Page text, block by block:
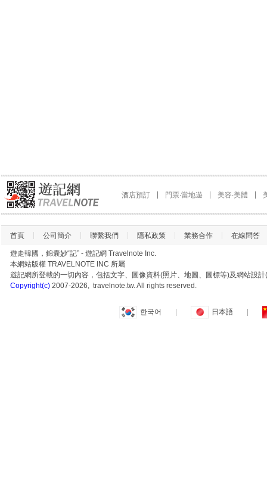
酒店預訂 門票∙當地遊 美容∙美體
首頁 公司簡介 聯繫我們 隱私政策 業務合作 在線問答
遊走韓國，錦囊妙“記” - 遊記網 Travelnote Inc.
本網站版權 TRAVELNOTE INC 所屬
遊記網所登載的一切內容，包括文字、圖像資料(照片、地圖、圖標等)及網站設
Copyright(c) 2007-2026, travelnote.tw. All rights reserved.
한국어 日本語